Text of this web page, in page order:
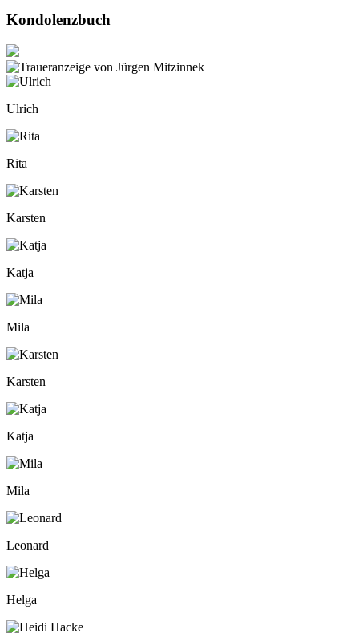
Kondolenzbuch
Ulrich
Rita
Karsten
Katja
Mila
Karsten
Katja
Mila
Leonard
Helga